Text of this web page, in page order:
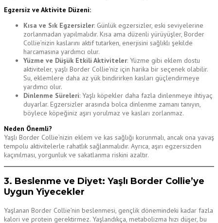
Egzersiz ve Aktivite Düzeni:
Kısa ve Sık Egzersizler: Günlük egzersizler, eski seviyelerine
zorlanmadan yapılmalıdır. Kısa ama düzenli yürüyüşler, Border
Collie’nizin kaslarını aktif tutarken, enerjisini sağlıklı şekilde
harcamasına yardımcı olur.
Yüzme ve Düşük Etkili Aktiviteler: Yüzme gibi eklem dostu
aktiviteler, yaşlı Border Collie’niz için harika bir seçenek olabilir.
Su, eklemlere daha az yük bindirirken kasları güçlendirmeye
yardımcı olur.
Dinlenme Süreleri: Yaşlı köpekler daha fazla dinlenmeye ihtiyaç
duyarlar. Egzersizler arasında bolca dinlenme zamanı tanıyın,
böylece köpeğiniz aşırı yorulmaz ve kasları zorlanmaz.
Neden Önemli?
Yaşlı Border Collie’nizin eklem ve kas sağlığı korunmalı, ancak ona yavaş
tempolu aktivitelerle rahatlık sağlanmalıdır. Ayrıca, aşırı egzersizden
kaçınılması, yorgunluk ve sakatlanma riskini azaltır.
3. Beslenme ve Diyet: Yaşlı Border Collie’ye
Uygun Yiyecekler
Yaşlanan Border Collie’nin beslenmesi, gençlik dönemindeki kadar fazla
kalori ve protein gerektirmez. Yaşlandıkça, metabolizma hızı düşer, bu